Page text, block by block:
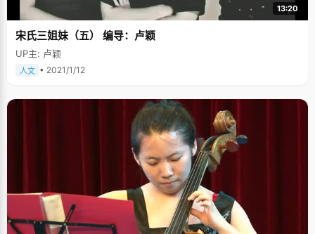
13:20
宋氏三姐妹（五） 编导：卢颖
UP主: 卢颖
人文 • 2021/1/12